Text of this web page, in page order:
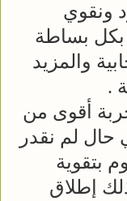
ونقوي
بكل بساطة
والمزيد
.
أقوى من
حال لم نقدر
بتقوية
إطلاق